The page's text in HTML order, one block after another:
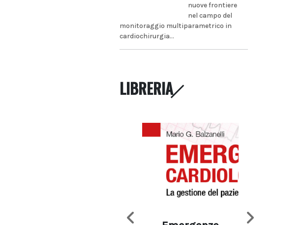
nuove frontiere
nel campo del
monitoraggio multiparametrico in
cardiochirurgia...
LIBRERIA